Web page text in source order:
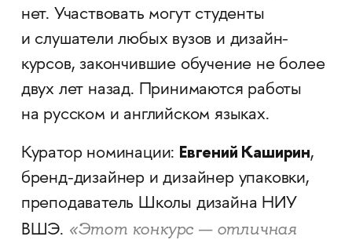
нет. Участвовать могут студенты
и слушатели любых вузов и дизайн-
курсов, закончившие обучение не более
двух лет назад. Принимаются работы
на русском и английском языках.
Куратор номинации: Евгений Каширин,
бренд-дизайнер и дизайнер упаковки,
преподаватель Школы дизайна НИУ
ВШЭ. «Этот конкурс — отличная